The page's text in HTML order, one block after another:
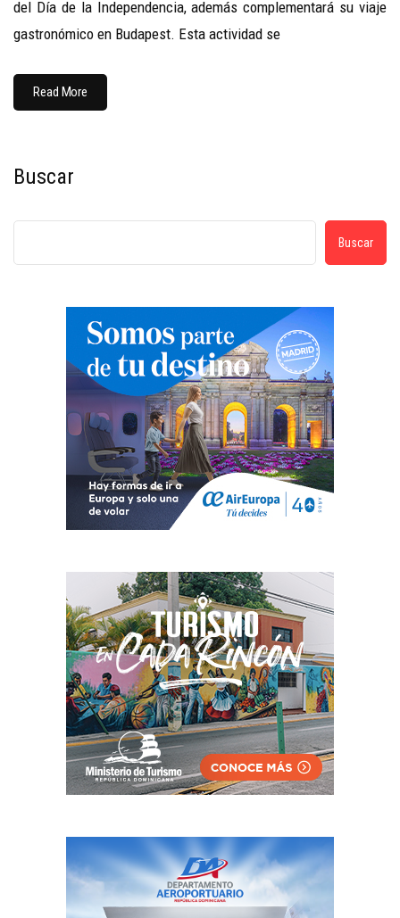
del Día de la Independencia, además complementará su viaje
gastronómico en Budapest. Esta actividad se
Read More
Buscar
Buscar